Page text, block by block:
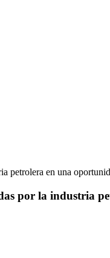
petrolera en una
por la industria